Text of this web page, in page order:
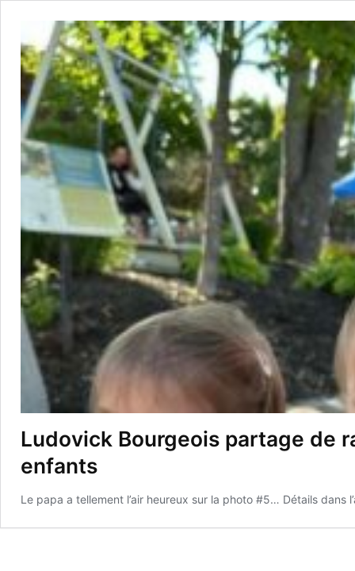
Ludovick Bourgeois partage de
enfants
Le papa a tellement l’air heureux sur la photo #5… Détails dans